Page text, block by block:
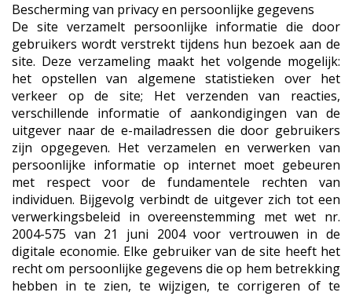
Bescherming van privacy en persoonlijke gegevens
De site verzamelt persoonlijke informatie die door
gebruikers wordt verstrekt tijdens hun bezoek aan de
site. Deze verzameling maakt het volgende mogelijk:
het opstellen van algemene statistieken over het
verkeer op de site; Het verzenden van reacties,
verschillende informatie of aankondigingen van de
uitgever naar de e-mailadressen die door gebruikers
zijn opgegeven. Het verzamelen en verwerken van
persoonlijke informatie op internet moet gebeuren
met respect voor de fundamentele rechten van
individuen. Bijgevolg verbindt de uitgever zich tot een
verwerkingsbeleid in overeenstemming met wet nr.
2004-575 van 21 juni 2004 voor vertrouwen in de
digitale economie. Elke gebruiker van de site heeft het
recht om persoonlijke gegevens die op hem betrekking
hebben in te zien, te wijzigen, te corrigeren of te